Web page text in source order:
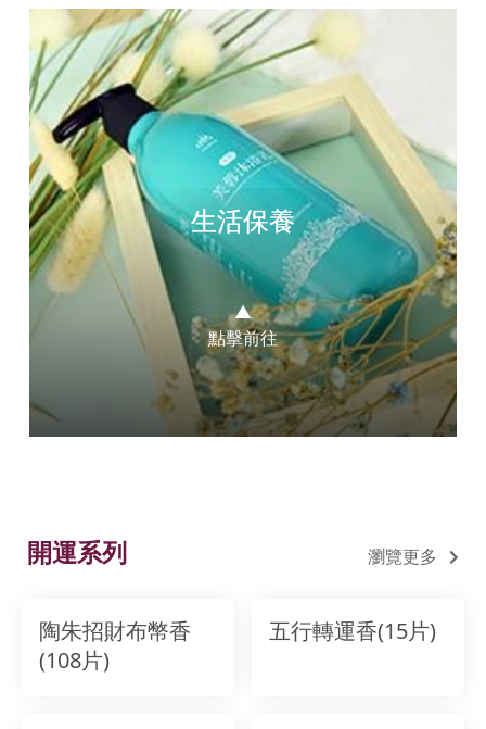
生活保養
▲
點擊前往
開運系列 瀏覽更多
陶朱招財布幣香
(108片)
五行轉運香(15片)